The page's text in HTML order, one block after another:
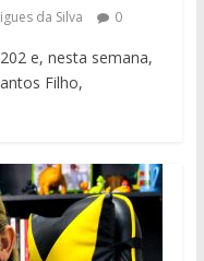
da Silva 0
e, nesta semana,
Filho,